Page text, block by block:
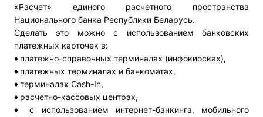
«Расчет» единого расчетного пространства
Национального банка Республики Беларусь.
Сделать это можно с использованием банковских
платежных карточек в:
♦ платежно-справочных терминалах (инфокиосках),
♦ платежных терминалах и банкоматах,
♦терминалах Cash-In,
♦ расчетно-кассовых центрах,
♦с использованием интернет-банкинга, мобильного